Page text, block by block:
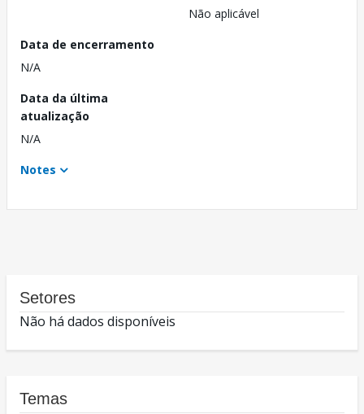
Não aplicável
Data de encerramento
N/A
Data da última
atualização
N/A
Notes
Setores
Não há dados disponíveis
Temas